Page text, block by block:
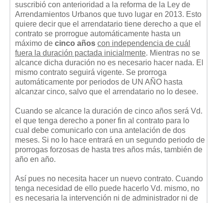
suscribió con anterioridad a la reforma de la Ley de
Arrendamientos Urbanos que tuvo lugar en 2013. Esto
quiere decir que el arrendatario tiene derecho a que el
contrato se prorrogue automáticamente hasta un
máximo de cinco años con independencia de cuál
fuera la duración pactada inicialmente. Mientras no se
alcance dicha duración no es necesario hacer nada. El
mismo contrato seguirá vigente. Se prorroga
automáticamente por periodos de UN AÑO hasta
alcanzar cinco, salvo que el arrendatario no lo desee.
Cuando se alcance la duración de cinco años será Vd.
el que tenga derecho a poner fin al contrato para lo
cual debe comunicarlo con una antelación de dos
meses. Si no lo hace entrará en un segundo periodo de
prorrogas forzosas de hasta tres años más, también de
año en año.
Así pues no necesita hacer un nuevo contrato. Cuando
tenga necesidad de ello puede hacerlo Vd. mismo, no
es necesaria la intervención ni de administrador ni de